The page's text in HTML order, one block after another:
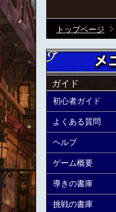
トップページ
ガイド
初心者ガイド
よくある質問
ヘルプ
ゲーム概要
導きの書庫
挑戦の書庫